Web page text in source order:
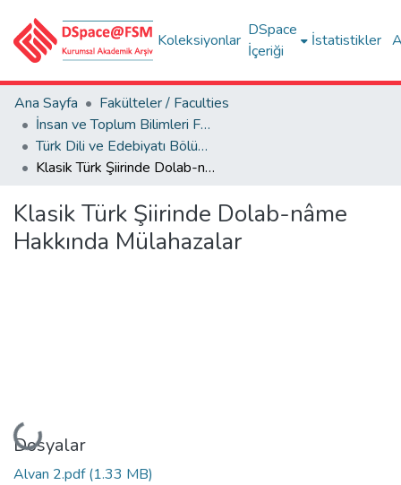
Koleksiyonlar
DSpace
İçeriği
İstatistikler
Ana Sayfa
Fakülteler / Faculties
İnsan ve Toplum Bilimleri Fakültesi / Faculty of Humanities and Social Sciences
Türk Dili ve Edebiyatı Bölümü
Klasik Türk Şiirinde Dolab-nâme Hakkında Mülahazalar
Klasik Türk Şiirinde Dolab-nâme
Hakkında Mülahazalar
Yükleniyor...
Dosyalar
Alvan 2.pdf(1.33 MB)